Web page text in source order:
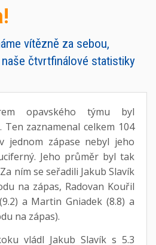
vítězně za sebou,
čtvrtfinálové statistiky
opavského týmu byl
zaznamenal celkem 104
jednom zápase nebyl jeho
Jeho průměr byl tak
ním se seřadili Jakub Slavík
na zápas, Radovan Kouřil
a Martin Gniadek (8.8) a
na zápas).
vládl Jakub Slavík s 5.3